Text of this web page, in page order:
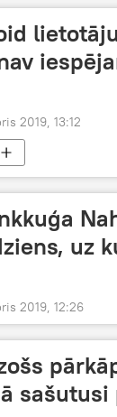
2019, 13:12
uz
2019, 12:26
sašutusi